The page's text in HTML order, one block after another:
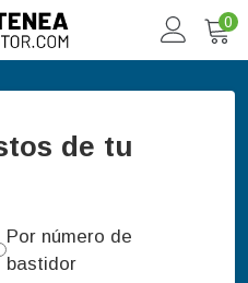
0
de tu
Por número de
bastidor